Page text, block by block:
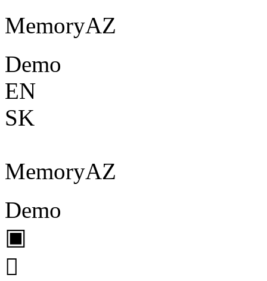
MemoryAZ
Demo
EN
SK
MemoryAZ
Demo
▣
